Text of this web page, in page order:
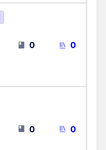
0 0
0 0